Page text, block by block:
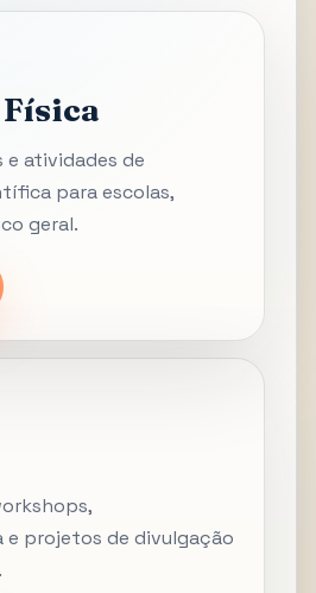
e atividades de
para escolas,
geral.
projetos de divulgação